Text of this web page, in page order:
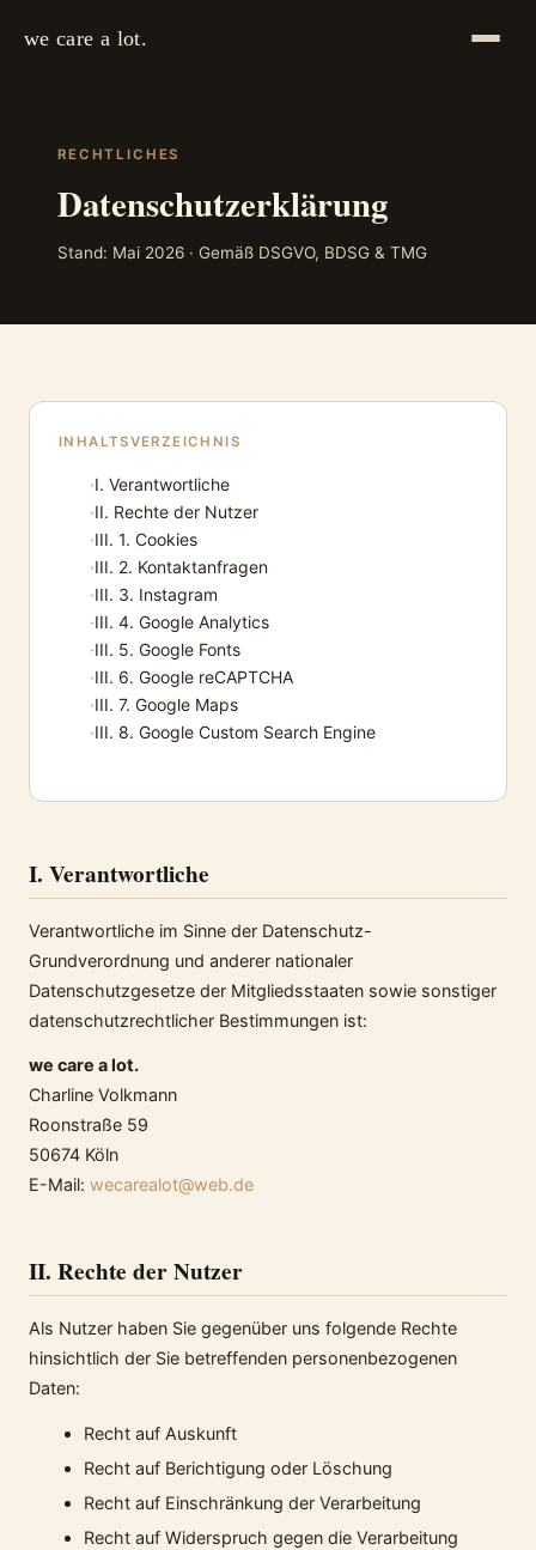
we care a lot.
RECHTLICHES
Datenschutzerklärung
Stand: Mai 2026 · Gemäß DSGVO, BDSG & TMG
INHALTSVERZEICHNIS
I. Verantwortliche
II. Rechte der Nutzer
III. 1. Cookies
III. 2. Kontaktanfragen
III. 3. Instagram
III. 4. Google Analytics
III. 5. Google Fonts
III. 6. Google reCAPTCHA
III. 7. Google Maps
III. 8. Google Custom Search Engine
I. Verantwortliche
Verantwortliche im Sinne der Datenschutz-
Grundverordnung und anderer nationaler
Datenschutzgesetze der Mitgliedsstaaten sowie sonstiger
datenschutzrechtlicher Bestimmungen ist:
we care a lot.
Charline Volkmann
Roonstraße 59
50674 Köln
E-Mail: wecarealot@web.de
II. Rechte der Nutzer
Als Nutzer haben Sie gegenüber uns folgende Rechte
hinsichtlich der Sie betreffenden personenbezogenen
Daten:
Recht auf Auskunft
Recht auf Berichtigung oder Löschung
Recht auf Einschränkung der Verarbeitung
Recht auf Widerspruch gegen die Verarbeitung